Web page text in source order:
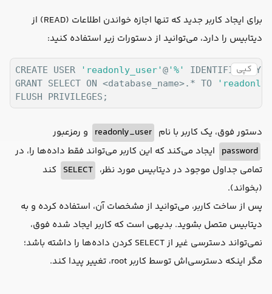
برای ایجاد کاربر جدید که تنها اجازه خواندن اطلاعات (READ) از
دیتابیس را دارد، می‌توانید از دستورات زیر استفاده کنید:
کپی CREATE USER 'readonly_user'@'%' IDENTIFIED BY
GRANT SELECT ON <database_name>.* TO
دستور فوق، یک کاربر با نام readonly_user و رمزعبور
password ایجاد می‌کند که این کاربر می‌تواند فقط داده‌ها را، در
تمامی جداول موجود در دیتابیس مورد نظر، SELECT کند
(بخواند).
پس از ساخت کاربر، می‌توانید از مشخصات آن، استفاده کرده و به
دیتابیس متصل بشوید. بدیهی است که کاربر ایجاد شده فوق،
نمی‌تواند دسترسی غیر از SELECT کردن داده‌ها را داشته باشد؛
مگر اینکه دسترسی‌اش توسط کاربر root، تغییر پیدا کند.